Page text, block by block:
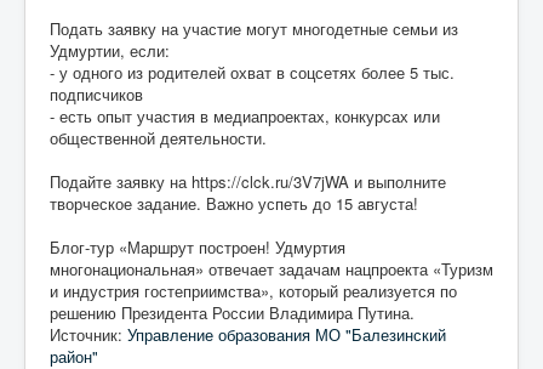
Подать заявку на участие могут многодетные семьи из
Удмуртии, если:
- у одного из родителей охват в соцсетях более 5 тыс.
подписчиков
- есть опыт участия в медиапроектах, конкурсах или
общественной деятельности.
Подайте заявку на https://clck.ru/3V7jWA и выполните
творческое задание. Важно успеть до 15 августа!
Блог-тур «Маршрут построен! Удмуртия
многонациональная» отвечает задачам нацпроекта «Туризм
и индустрия гостеприимства», который реализуется по
решению Президента России Владимира Путина.
Источник: Управление образования МО "Балезинский
район"